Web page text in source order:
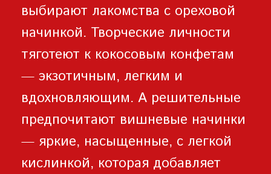
выбирают лакомства с ореховой
начинкой. Творческие личности
тяготеют к кокосовым конфетам
— экзотичным, легким и
вдохновляющим. А решительные
предпочитают вишневые начинки
— яркие, насыщенные, с легкой
кислинкой, которая добавляет